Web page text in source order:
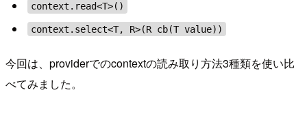
context.read<T>()
context.select<T, R>(R cb(T value))
今回は、providerでのcontextの読み取り方法3種類を使い比
べてみました。